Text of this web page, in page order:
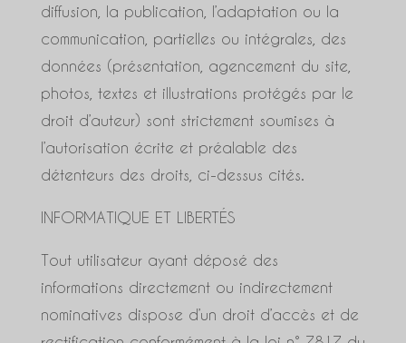
diffusion, la publication, l’adaptation ou la
communication, partielles ou intégrales, des
données (présentation, agencement du site,
photos, textes et illustrations protégés par le
droit d’auteur) sont strictement soumises à
l’autorisation écrite et préalable des
détenteurs des droits, ci-dessus cités.
INFORMATIQUE ET LIBERTÉS
Tout utilisateur ayant déposé des
informations directement ou indirectement
nominatives dispose d’un droit d’accès et de